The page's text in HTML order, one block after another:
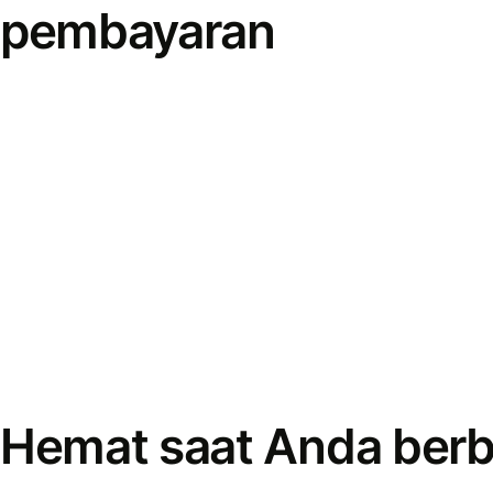
pembayaran
Hemat saat Anda